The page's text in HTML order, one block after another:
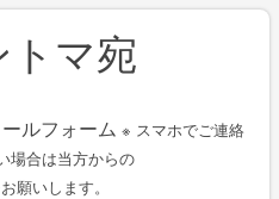
トマ宛
ルフォーム ※ スマホでご連絡
場合は当方からの
願いします。